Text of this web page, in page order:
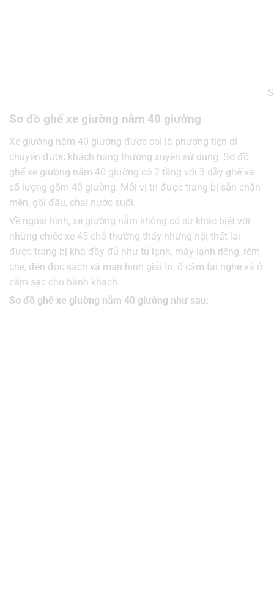
Sơ đồ ghế xe giường nằm 40 giường
Xe giường nằm 40 giường được coi là phương tiện di
chuyển được khách hàng thường xuyên sử dụng. Sơ đồ
ghế xe giường nằm 40 giường có 2 tầng với 3 dãy ghế và
số lượng gồm 40 giường. Mỗi vị trí được trang bị sẵn chăn
mền, gối đầu, chai nước suối.
Về ngoại hình, xe giường nằm không có sự khác biệt với
những chiếc xe 45 chỗ thường thấy nhưng nội thất lại
được trang bị khá đầy đủ như tủ lạnh, máy lạnh riêng, rèm
che, đèn đọc sách và màn hình giải trí, ổ cắm tai nghe và ở
cắm sạc cho hành khách.
Sơ đồ ghế xe giường nằm 40 giường như sau: